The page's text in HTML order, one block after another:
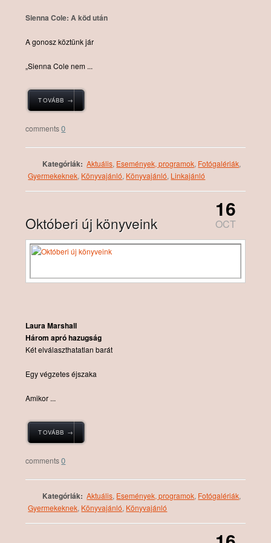
Sienna Cole: A köd után
A ​gonosz köztünk jár
„Sienna Cole nem ...
TOVÁBB →
0
Kategóriák: Aktuális, Események, programok, Fotógalériák,
Gyermekeknek, Könyvajánló, Könyvajánló, Linkajánló
Októberi új könyveink
Laura Marshall
Három ​apró hazugság
Két ​elválaszthatatlan barát
Egy végzetes éjszaka
Amikor ...
TOVÁBB →
16
OCT
0
Kategóriák: Aktuális, Események, programok, Fotógalériák,
Gyermekeknek, Könyvajánló, Könyvajánló